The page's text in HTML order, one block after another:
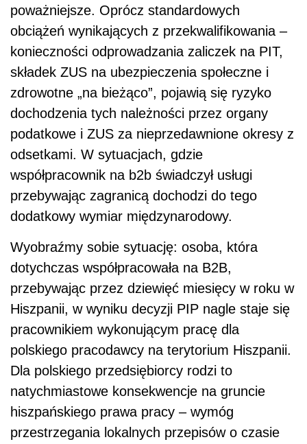
poważniejsze. Oprócz standardowych
obciążeń wynikających z przekwalifikowania –
konieczności odprowadzania zaliczek na PIT,
składek ZUS na ubezpieczenia społeczne i
zdrowotne „na bieżąco”, pojawią się ryzyko
dochodzenia tych należności przez organy
podatkowe i ZUS za nieprzedawnione okresy z
odsetkami. W sytuacjach, gdzie
współpracownik na b2b świadczył usługi
przebywając zagranicą dochodzi do tego
dodatkowy wymiar międzynarodowy.
Wyobraźmy sobie sytuację: osoba, która
dotychczas współpracowała na B2B,
przebywając przez dziewięć miesięcy w roku w
Hiszpanii, w wyniku decyzji PIP nagle staje się
pracownikiem wykonującym pracę dla
polskiego pracodawcy na terytorium Hiszpanii.
Dla polskiego przedsiębiorcy rodzi to
natychmiastowe konsekwencje na gruncie
hiszpańskiego prawa pracy – wymóg
przestrzegania lokalnych przepisów o czasie